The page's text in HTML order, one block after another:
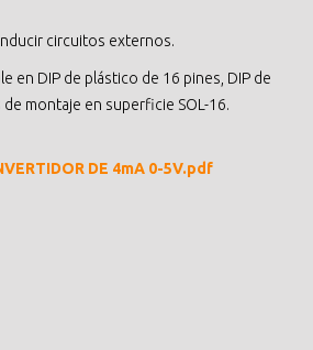
circuitos externos.
en DIP de plástico de 16 pines, DIP de
montaje en superficie SOL-16.
DE 4mA 0-5V.pdf